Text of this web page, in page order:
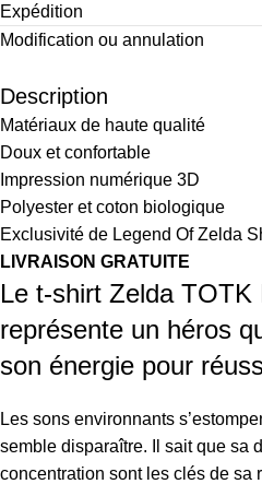
Expédition
Modification ou annulation
Description
Matériaux de haute qualité
Doux et confortable
Impression numérique 3D
Polyester et coton biologique
Exclusivité de Legend Of Zelda
LIVRAISON GRATUITE
Le t-shirt Zelda TOTK
représente un héros
son énergie pour
Les sons environnants
semble disparaître. Il sait que sa
concentration sont les clés de sa